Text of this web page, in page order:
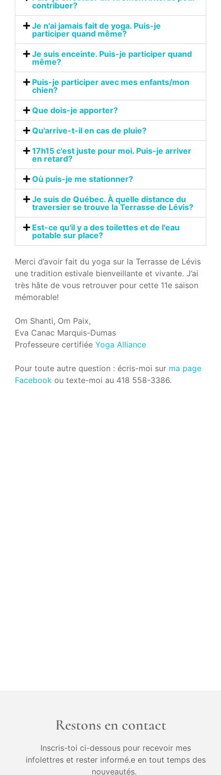
contribuer?
Je n'ai jamais fait de yoga. Puis-je
participer quand même?
Je suis enceinte. Puis-je participer quand
même?
Puis-je participer avec mes enfants/mon
chien?
Que dois-je apporter?
Qu'arrive-t-il en cas de pluie?
17h15 c'est juste pour moi. Puis-je arriver
en retard?
Où puis-je me stationner?
Je suis de Québec. À quelle distance du
traversier se trouve la Terrasse de Lévis?
Est-ce qu'il y a des toilettes et de l'eau
potable sur place?
Merci d’avoir fait du yoga sur la Terrasse de Lévis
une tradition estivale bienveillante et vivante. J’ai
très hâte de vous retrouver pour cette 11e saison
mémorable!
Om Shanti, Om Paix,
Eva Canac Marquis-Dumas
Professeure certifiée Yoga Alliance
Pour toute autre question : écris-moi sur ma page
Facebook ou texte-moi au 418 558-3386.
Restons en contact
Inscris-toi ci-dessous pour recevoir mes
infolettres et rester informé.e en tout temps des
nouveautés.